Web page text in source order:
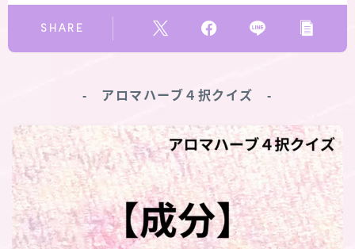
SHARE
‐ アロマハーブ４択クイズ ‐